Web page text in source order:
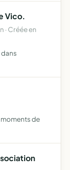
Vico.
· Créée en
de